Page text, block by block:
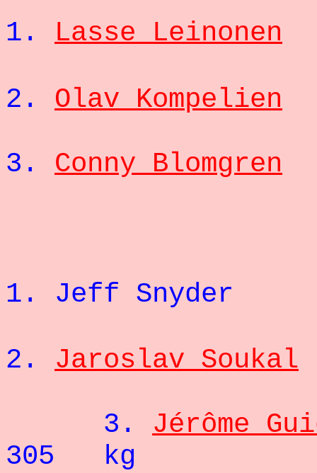
1. Lasse Leinonen
2. Olav Kompelien
3. Conny Blomgren
1. Jeff
2. Jaroslav Soukal
3. Jérôme
305 kg